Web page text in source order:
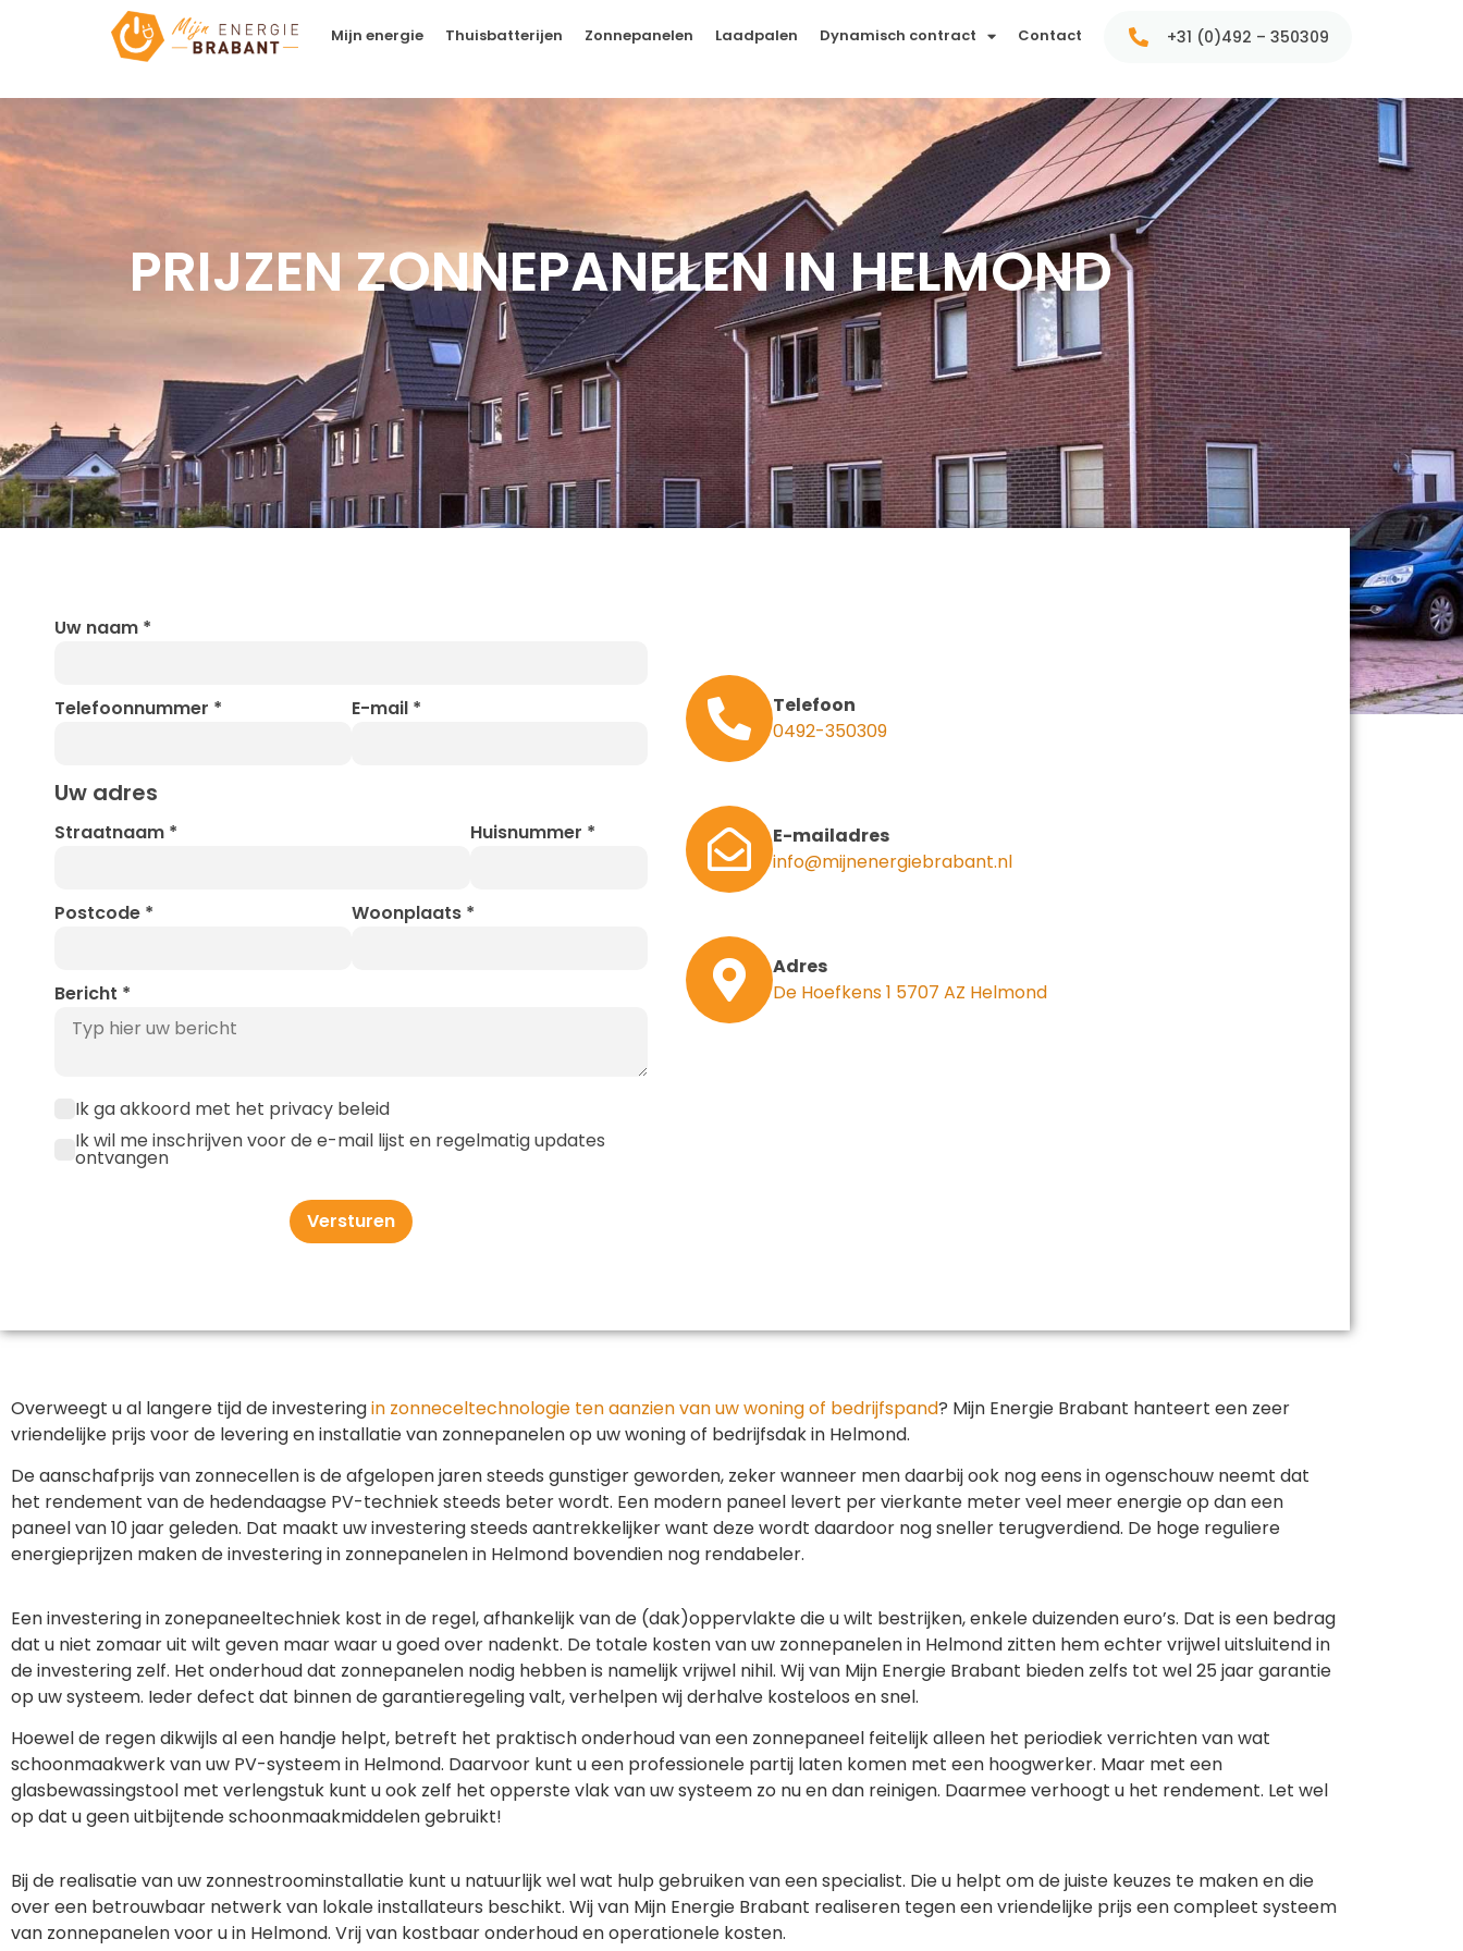
Mijn energie Thuisbatterijen Zonnepanelen Laadpalen Dynamisch contract Contact +31 (0)492 – 350309
PRIJZEN ZONNEPANELEN IN HELMOND
Uw naam *
Telefoonnummer * E-mail *
Uw adres
Straatnaam * Huisnummer *
Postcode * Woonplaats *
Bericht *
Ik ga akkoord met het privacy beleid
Ik wil me inschrijven voor de e-mail lijst en regelmatig updates
ontvangen
Versturen
Telefoon
0492-350309
E-mailadres
info@mijnenergiebrabant.nl
Adres
De Hoefkens 1 5707 AZ Helmond
Overweegt u al langere tijd de investeringin zonneceltechnologie ten aanzien van uw woning of bedrijfspand? Mijn Energie Brabant hanteert een zeer
vriendelijke prijs voor de levering en installatie van zonnepanelen op uw woning of bedrijfsdak in Helmond.
De aanschafprijs van zonnecellen is de afgelopen jaren steeds gunstiger geworden, zeker wanneer men daarbij ook nog eens in ogenschouw neemt dat
het rendement van de hedendaagse PV-techniek steeds beter wordt. Een modern paneel levert per vierkante meter veel meer energie op dan een
paneel van 10 jaar geleden. Dat maakt uw investering steeds aantrekkelijker want deze wordt daardoor nog sneller terugverdiend. De hoge reguliere
energieprijzen maken de investering in zonnepanelen in Helmond bovendien nog rendabeler.
Een investering in zonepaneeltechniek kost in de regel, afhankelijk van de (dak)oppervlakte die u wilt bestrijken, enkele duizenden euro’s. Dat is een bedrag
dat u niet zomaar uit wilt geven maar waar u goed over nadenkt. De totale kosten van uw zonnepanelen in Helmond zitten hem echter vrijwel uitsluitend in
de investering zelf. Het onderhoud dat zonnepanelen nodig hebben is namelijk vrijwel nihil. Wij van Mijn Energie Brabant bieden zelfs tot wel 25 jaar garantie
op uw systeem. Ieder defect dat binnen de garantieregeling valt, verhelpen wij derhalve kosteloos en snel.
Hoewel de regen dikwijls al een handje helpt, betreft het praktisch onderhoud van een zonnepaneel feitelijk alleen het periodiek verrichten van wat
schoonmaakwerk van uw PV-systeem in Helmond. Daarvoor kunt u een professionele partij laten komen met een hoogwerker. Maar met een
glasbewassingstool met verlengstuk kunt u ook zelf het opperste vlak van uw systeem zo nu en dan reinigen. Daarmee verhoogt u het rendement. Let wel
op dat u geen uitbijtende schoonmaakmiddelen gebruikt!
Bij de realisatie van uw zonnestroominstallatie kunt u natuurlijk wel wat hulp gebruiken van een specialist. Die u helpt om de juiste keuzes te maken en die
over een betrouwbaar netwerk van lokale installateurs beschikt. Wij van Mijn Energie Brabant realiseren tegen een vriendelijke prijs een compleet systeem
van zonnepanelen voor u in Helmond. Vrij van kostbaar onderhoud en operationele kosten.